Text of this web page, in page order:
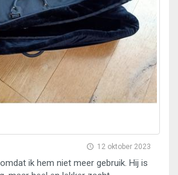
12 oktober 2023
ik hem niet meer gebruik. Hij is